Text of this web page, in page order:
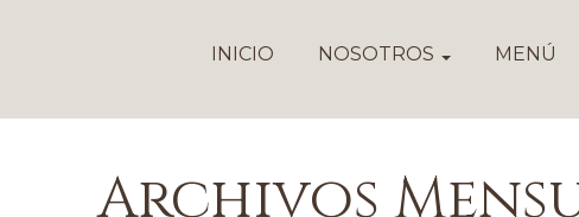
INICIO NOSOTROS MENÚ
Archivos